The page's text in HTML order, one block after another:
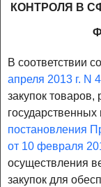
КОНТРОЛЯ В
В соответствии
апреля 2013 г. N
закупок товаров,
постановления
от 10 февраля
осуществления
закупок для